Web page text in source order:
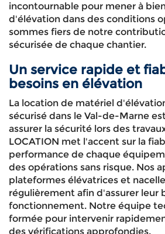
incontournable pour mener à
d'élévation dans des conditions
sommes fiers de notre
sécurisée de chaque chantier.
Un service rapide et
besoins en élévation
La location de matériel
sécurisé dans le Val-de-Marne
assurer la sécurité lors des
LOCATION met l'accent sur la
performance de chaque
des opérations sans risque. Nos
plateformes élévatrices et
régulièrement afin d'assurer leur
fonctionnement. Notre équipe
formée pour intervenir
des vérifications approfondies.